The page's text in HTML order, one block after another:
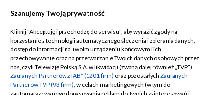
TVP
Abonament TVP
Emisja w TVP
Centrum informacji TVP
Regulamin TVP
Polityka prywatności
Moje zgody
Szanujemy Twoją prywatność
Kliknij "Akceptuję i przechodzę do serwisu", aby wyrazić zgody na
korzystanie z technologii automatycznego śledzenia i zbierania danych,
dostęp do informacji na Twoim urządzeniu końcowym i ich
przechowywanie oraz na przetwarzanie Twoich danych osobowych przez
nas, czyli Telewizję Polską S.A. w likwidacji (zwaną dalej również „TVP”),
Zaufanych Partnerów z IAB* (1201 firm) oraz pozostałych Zaufanych
Partnerów TVP (93 firm), w celach marketingowych (w tym do
zautomatyzowanego dopasowania reklam do Twoich zainteresowań i